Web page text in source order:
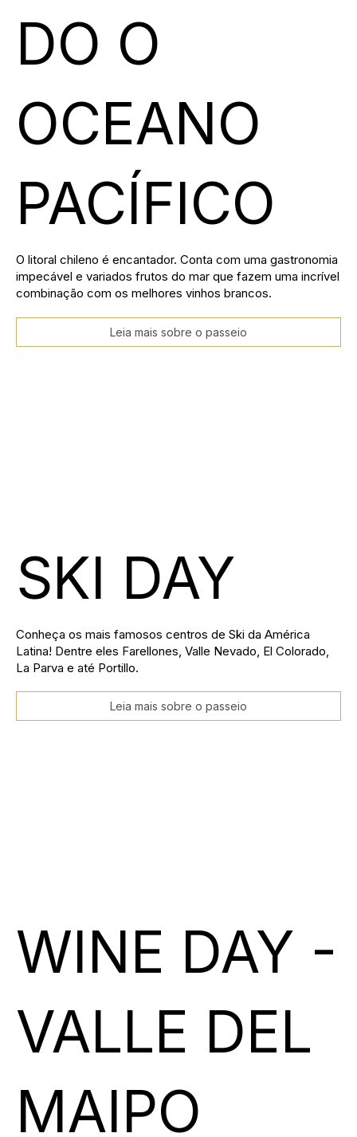
DO O
OCEANO
PACÍFICO
O litoral chileno é encantador. Conta com uma gastronomia
impecável e variados frutos do mar que fazem uma incrível
combinação com os melhores vinhos brancos.
Leia mais sobre o passeio
SKI DAY
Conheça os mais famosos centros de Ski da América
Latina! Dentre eles Farellones, Valle Nevado, El Colorado,
La Parva e até Portillo.
Leia mais sobre o passeio
WINE DAY -
VALLE DEL
MAIPO